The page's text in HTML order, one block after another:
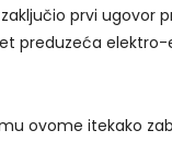
prvi ugovor
preduzeća
ovome itekako